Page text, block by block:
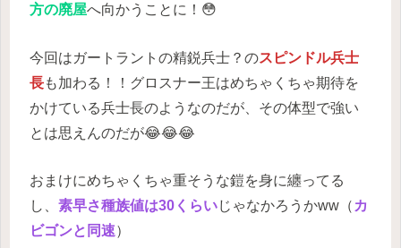
方の廃屋へ向かうことに！😳
今回はガートラントの精鋭兵士？のスピンドル兵士
長も加わる！！グロスナー王はめちゃくちゃ期待を
かけている兵士長のようなのだが、その体型で強い
とは思えんのだが😂😂😂
おまけにめちゃくちゃ重そうな鎧を身に纏ってる
し、 素早さ種族値は30くらいじゃなかろうかww（ カ
ビゴンと同速）